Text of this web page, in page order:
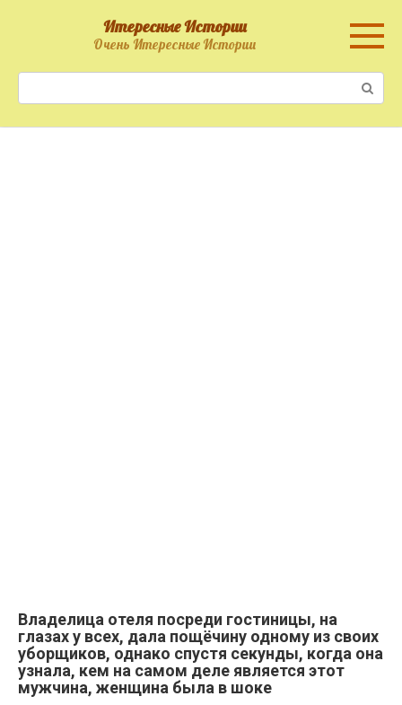
Итересные Истории
Очень Итересные Истории
Владелица отеля посреди гостиницы, на
глазах у всех, дала пощёчину одному из своих
уборщиков, однако спустя секунды, когда она
узнала, кем на самом деле является этот
мужчина, женщина была в шоке